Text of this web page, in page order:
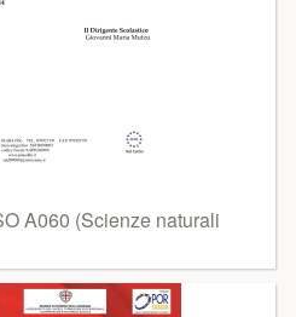
A060 (Scienze naturali